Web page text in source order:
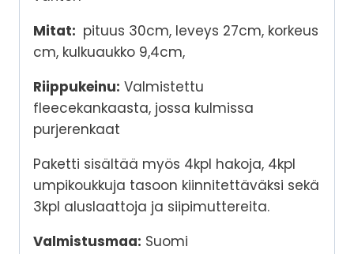
Mitat: pituus 30cm, leveys 27cm, korkeus
cm, kulkuaukko 9,4cm,
Riippukeinu: Valmistettu
fleecekankaasta, jossa kulmissa
purjerenkaat
Paketti sisältää myös 4kpl hakoja, 4kpl
umpikoukkuja tasoon kiinnitettäväksi sekä
3kpl aluslaattoja ja siipimuttereita.
Valmistusmaa: Suomi